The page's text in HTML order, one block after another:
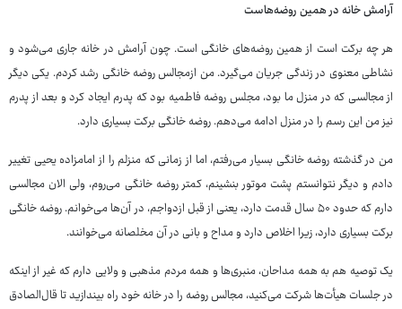
آرامش خانه در همین روضه‌هاست
هر چه برکت است از همین روضه‌های خانگی است. چون آرامش در خانه جاری می‌شود و
نشاطی معنوی در زندگی جریان می‌گیرد. من ازمجالس روضه خانگی رشد کردم. یکی دیگر
از مجالسی که در منزل ما بود، مجلس روضه فاطمیه بود که پدرم ایجاد کرد و بعد از پدرم
نیز من این رسم را در منزل ادامه می‌دهم. روضه خانگی برکت بسیاری دارد.
من در گذشته روضه خانگی بسیار می‌رفتم، اما از زمانی که منزلم را از امامزاده یحیی تغییر
دادم و دیگر نتوانستم پشت موتور بنشینم، کمتر روضه خانگی می‌روم، ولی الان مجالسی
دارم که حدود ۵۰ سال قدمت دارد، یعنی از قبل ازدواجم، در آن‌ها می‌خوانم. روضه خانگی
برکت بسیاری دارد، زیرا اخلاص دارد و مداح و بانی در آن مخلصانه می‌خوانند.
یک توصیه هم به همه مداحان، منبری‌ها و همه مردم مذهبی‌ و ولایی‌ دارم که غیر از اینکه
در جلسات هیأت‌ها شرکت می‌کنید، مجالس روضه را در خانه خود راه بیندازید تا قال‌الصادق